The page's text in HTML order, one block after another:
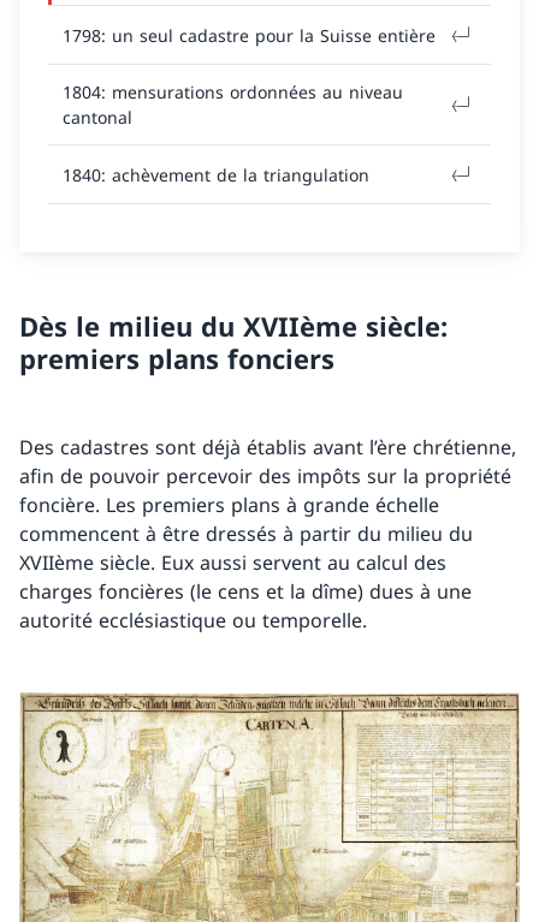
Dès le milieu du XVIIème siècle:
premiers plans fonciers
Des cadastres sont déjà établis avant l’ère chrétienne,
afin de pouvoir percevoir des impôts sur la propriété
foncière. Les premiers plans à grande échelle
commencent à être dressés à partir du milieu du
XVIIème siècle. Eux aussi servent au calcul des
charges foncières (le cens et la dîme) dues à une
autorité ecclésiastique ou temporelle.
1798: un seul cadastre pour la Suisse entière
1804: mensurations ordonnées au niveau
cantonal
1840: achèvement de la triangulation